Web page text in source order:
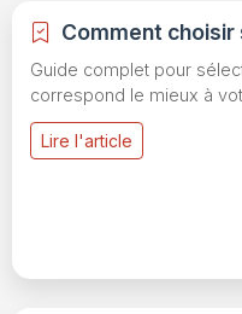
Comment choisir
Guide complet pour
correspond le mieux à
Lire l'article